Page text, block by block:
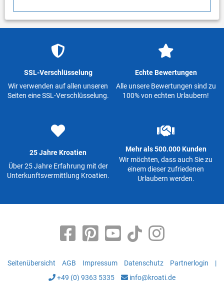
SSL-Verschlüsselung
Wir verwenden auf allen unseren
Seiten eine SSL-Verschlüsselung.
Echte Bewertungen
Alle unsere Bewertungen sind zu
100% von echten Urlaubern!
25 Jahre Kroatien
Über 25 Jahre Erfahrung mit der
Unterkunftsvermittlung Kroatien.
Mehr als 500.000 Kunden
Wir möchten, dass auch Sie zu
einem dieser zufriedenen
Urlaubern werden.
Seitenübersicht AGB Impressum Datenschutz Partnerlogin
|
+49 (0) 9363 5335
info@kroati.de